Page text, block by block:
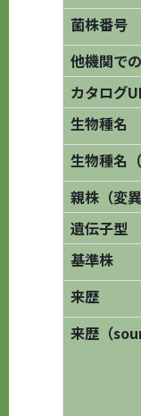
菌株番号
他機関で
カタログ
生物種名
生物種名
親株（変
遺伝子型
基準株
来歴
来歴（